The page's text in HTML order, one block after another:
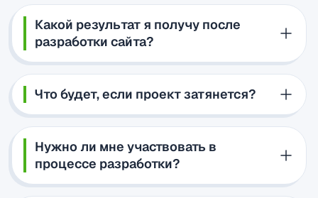
Какой результат я получу после
разработки сайта?
Что будет, если проект затянется?
Нужно ли мне участвовать в
процессе разработки?